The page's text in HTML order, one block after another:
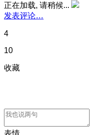
正在加载, 请稍候...
发表评论…
4
10
收藏
表情